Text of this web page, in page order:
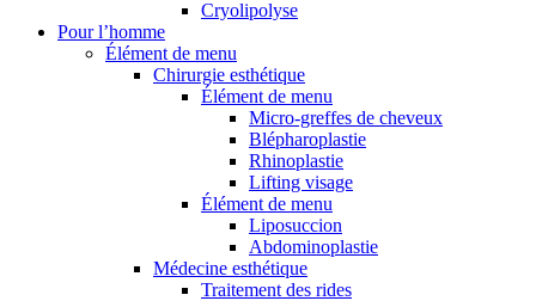
Cryolipolyse
Pour l’homme
Élément de menu
Chirurgie esthétique
Élément de menu
Micro-greffes de cheveux
Blépharoplastie
Rhinoplastie
Lifting visage
Élément de menu
Liposuccion
Abdominoplastie
Médecine esthétique
Traitement des rides